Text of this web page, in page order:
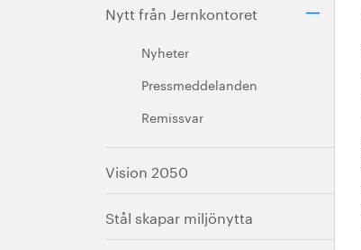
Nytt från Jernkontoret
Nyheter
Pressmeddelanden
Remissvar
Vision 2050
Stål skapar miljönytta